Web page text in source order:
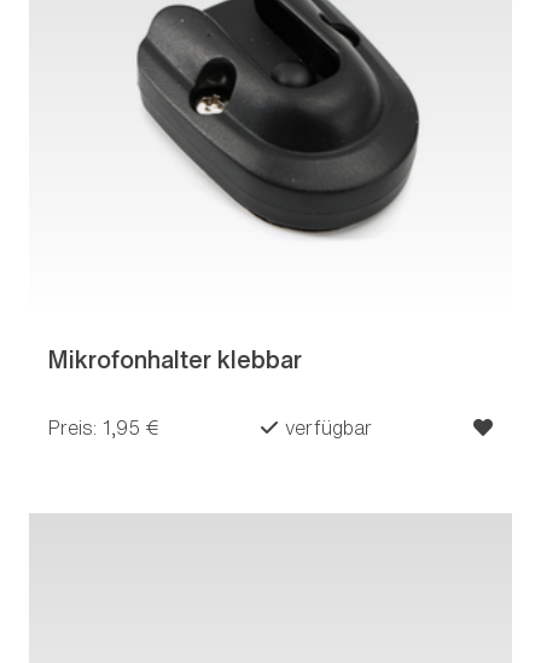
Mikrofonhalter klebbar
Preis: 1,95 € verfügbar